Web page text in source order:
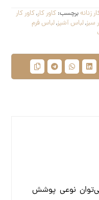
زنانهبرچسب:کاور کار,کاور کار
سبز,لباس آشپز,لباس فرم
نوعی پوشش